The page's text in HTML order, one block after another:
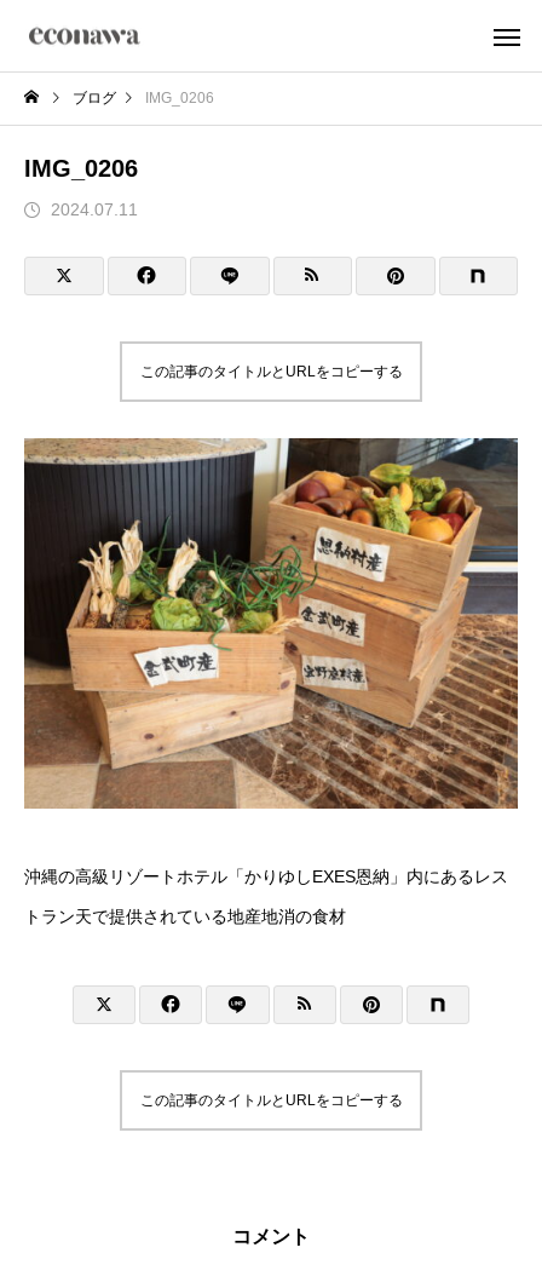
ブログ IMG_0206
IMG_0206
2024.07.11
この記事のタイトルとURLをコピーする
沖縄の高級リゾートホテル「かりゆしEXES恩納」内にあるレス
トラン天で提供されている地産地消の食材
この記事のタイトルとURLをコピーする
コメント